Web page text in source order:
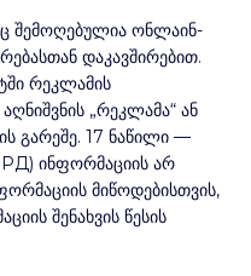
შემოღებულია ონლაინ-
დაკავშირებით.
რეკლამის
„რეკლამა“ ან
გარეშე. 17 ნაწილი —
ინფორმაციის არ
მიწოდებისთვის,
შენახვის წესის